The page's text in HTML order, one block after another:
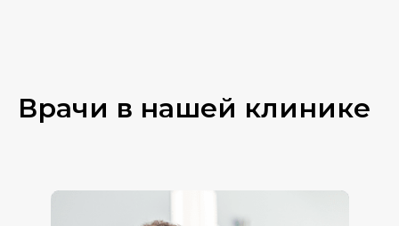
Врачи в нашей клинике